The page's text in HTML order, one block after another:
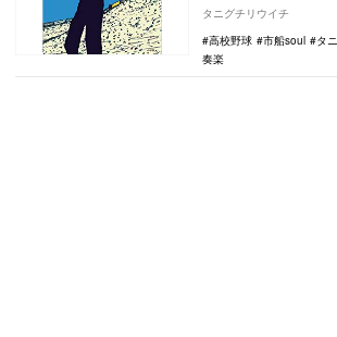
各地のホールで…
タニグチリウイチ
高校野球
市船soul タ
奏楽